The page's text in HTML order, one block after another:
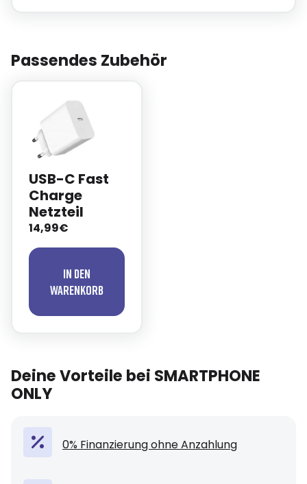
Passendes Zubehör
USB-C Fast
Charge
Netzteil
14,99€
In den
Warenkorb
Deine Vorteile bei SMARTPHONE
ONLY
0% Finanzierung ohne Anzahlung